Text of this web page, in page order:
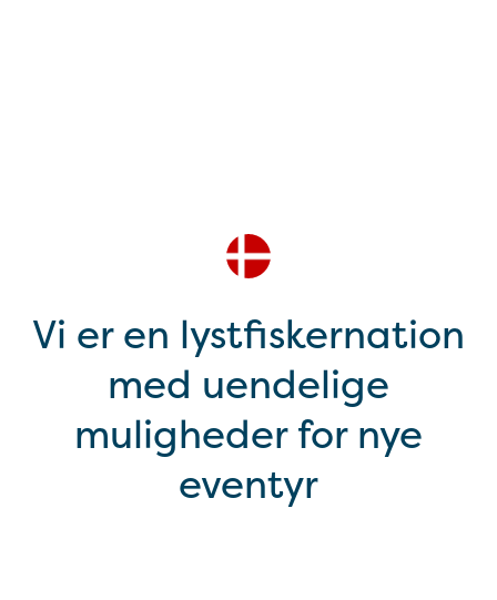
Vi er en lystfiskernation
med uendelige
muligheder for nye
eventyr